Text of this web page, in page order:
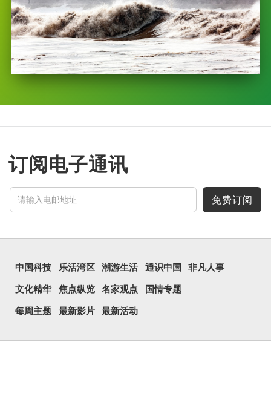
订阅电子通讯
免费订阅
中国科技 乐活湾区 潮游生活 通识中国 非凡人事
文化精华 焦点纵览 名家观点 国情专题
每周主题 最新影片 最新活动